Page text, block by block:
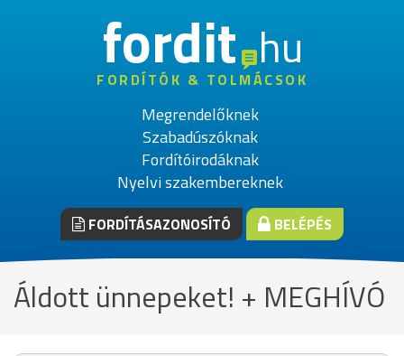
fordithu
FORDÍTÓK & TOLMÁCSOK
Megrendelőknek
Szabadúszóknak
Fordítóirodáknak
Nyelvi szakembereknek
FORDÍTÁSAZONOSÍTÓ BELÉPÉS
Áldott ünnepeket! + MEGHÍVÓ